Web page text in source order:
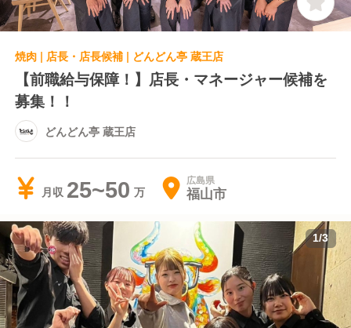
焼肉 | 店長・店長候補 | どんどん亭 蔵王店
【前職給与保障！】店長・マネージャー候補を
募集！！
どんどん亭 蔵王店
月収 25~50 広島県
福山市
1/3